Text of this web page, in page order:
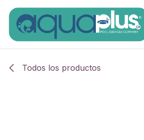
Ir al contenido
Todos los productos